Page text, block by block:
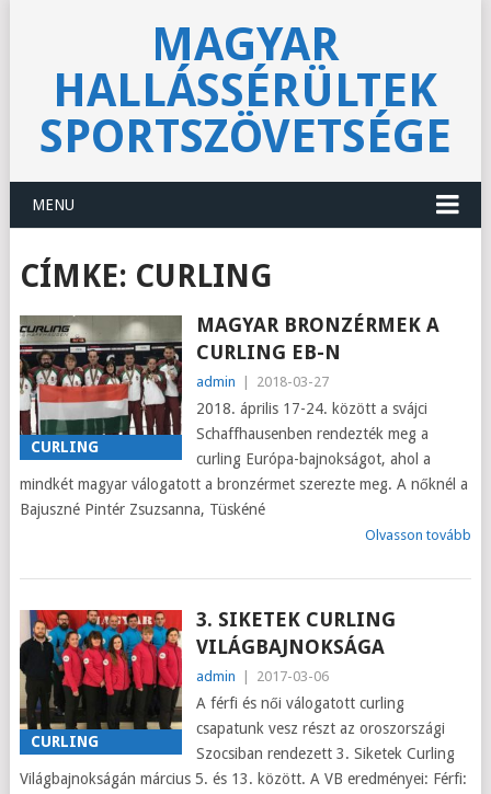
MAGYAR
HALLÁSSÉRÜLTEK
SPORTSZÖVETSÉGE
MENU
CÍMKE: CURLING
CURLING
MAGYAR BRONZÉRMEK A
CURLING EB-N
admin 2018-03-27
2018. április 17-24. között a svájci
Schaffhausenben rendezték meg a
curling Európa-bajnokságot, ahol a
mindkét magyar válogatott a bronzérmet szerezte meg. A nőknél a
Bajuszné Pintér Zsuzsanna, Tüskéné
Olvasson tovább
CURLING
3. SIKETEK CURLING
VILÁGBAJNOKSÁGA
admin 2017-03-06
A férfi és női válogatott curling
csapatunk vesz részt az oroszországi
Szocsiban rendezett 3. Siketek Curling
Világbajnokságán március 5. és 13. között. A VB eredményei: Férfi: